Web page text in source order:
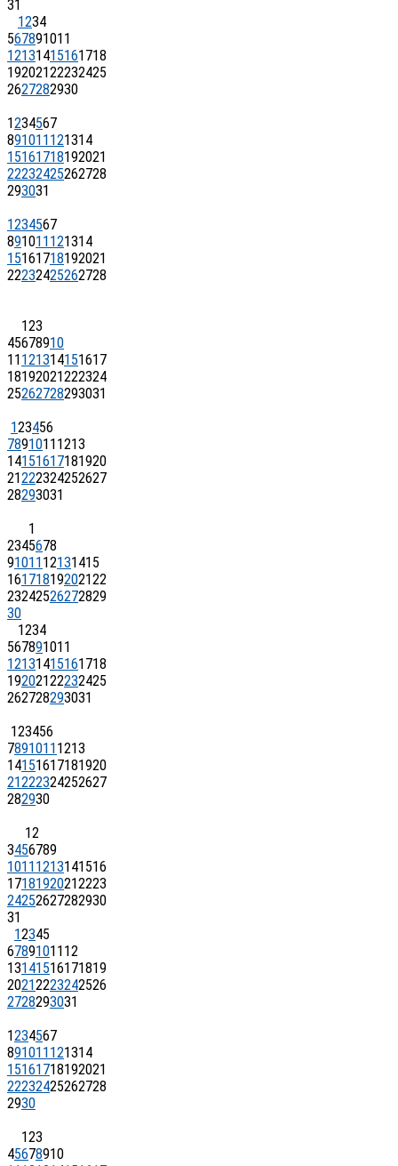
31
1234
567891011
12131415161718
19202122232425
2627282930
1234567
891011 121314
15161718192021
22232425262728
293031
1234567
891011 121314
15161718192021
22232425262728
123
45678910
11 121314151617
18192021222324
25262728293031
123456
7891011 1213
14151617181920
21222324252627
28293031
1
2345678
91011 12131415
16171819202122
23242526272829
30
1234
567891011
12131415161718
19202122232425
262728293031
123456
7891011 1213
14151617181920
21222324252627
282930
12
3456789
1011 1213141516
17181920212223
24252627282930
31
12345
67891011 12
13141516171819
20212223242526
2728293031
1234567
891011 121314
15161718192021
22232425262728
2930
123
45678910